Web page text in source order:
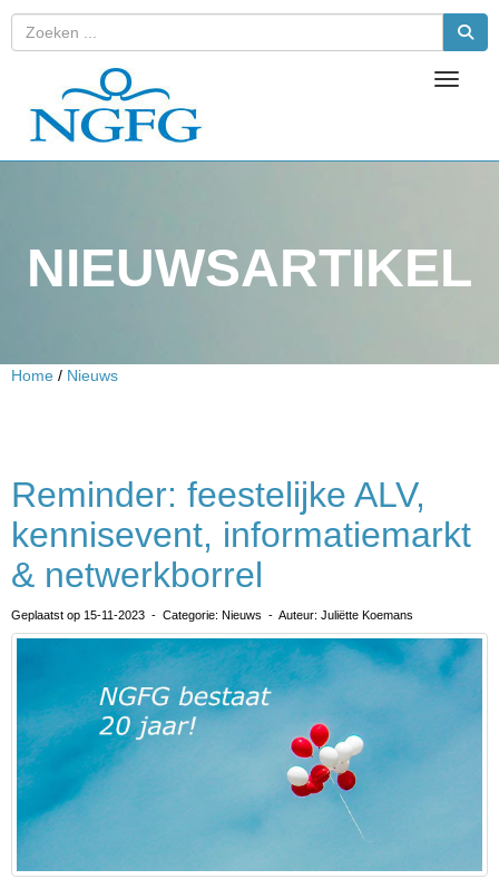
Toggle
NIEUWSARTIKEL
Home / Nieuws
Reminder: feestelijke ALV,
kennisevent, informatiemarkt
& netwerkborrel
Geplaatst op 15-11-2023 - Categorie: Nieuws - Auteur: Juliëtte Koemans